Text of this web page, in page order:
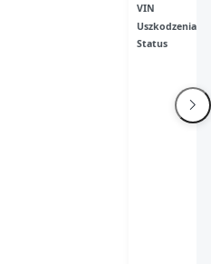
VIN
Uszkodzenia
Status